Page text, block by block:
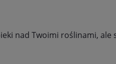
nad Twoimi roślinami, ale